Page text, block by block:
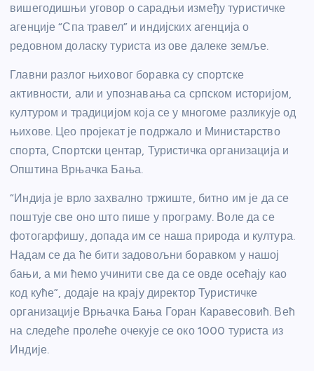
вишегодишњи уговор о сарадњи између туристичке
агенције “Спа травел” и индијских агенција о
редовном доласку туриста из ове далеке земље.
Главни разлог њиховог боравка су спортске
активности, али и упознавања са српском историјом,
културом и традицијом која се у многоме разликује од
њихове. Цео пројекат је подржало и Министарство
спорта, Спортски центар, Туристичка организација и
Општина Врњачка Бања.
“Индија је врло захвално тржиште, битно им је да се
поштује све оно што пише у програму. Воле да се
фотогарфишу, допада им се наша природа и култура.
Надам се да ће бити задовољни боравком у нашој
бањи, а ми ћемо учинити све да се овде осећају као
код куће”, додаје на крају директор Туристичке
организације Врњачка Бања Горан Каравесовић. Већ
на следеће пролеће очекује се око 1000 туриста из
Индије.